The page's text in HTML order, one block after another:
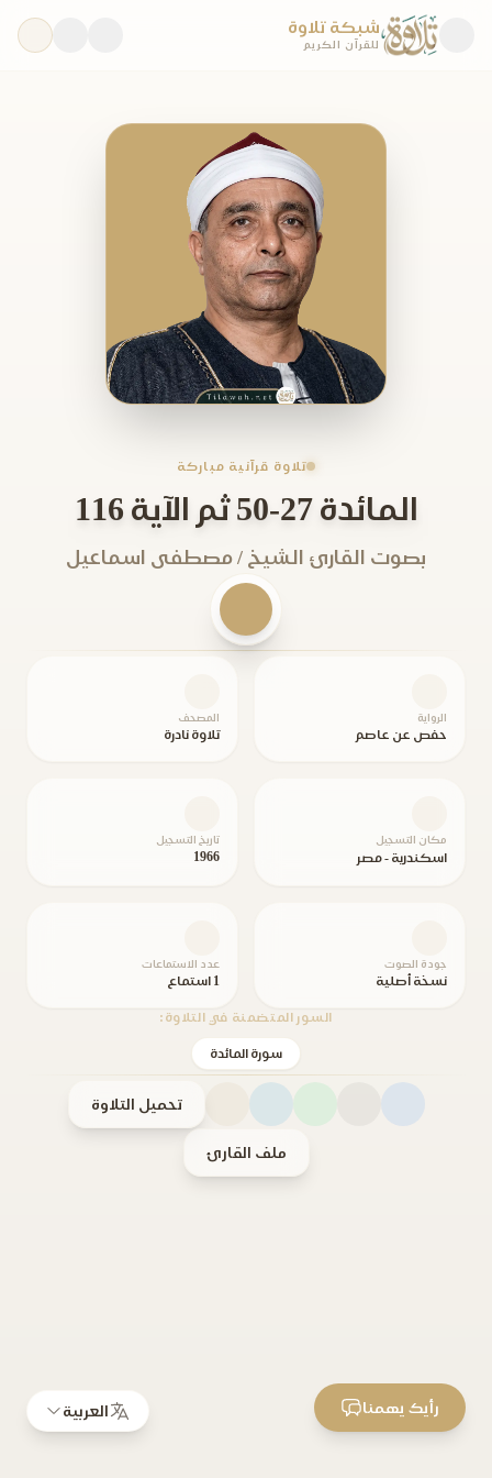
شبكة تلاوة
للقرآن الكريم
تلاوة قرآنية مباركة
المائدة 27-50 ثم الآية 116
بصوت القارئ الشيخ / مصطفى اسماعيل
الرواية
حفص عن عاصم
المصحف
تلاوة نادرة
مكان التسجيل
اسكندرية - مصر
تاريخ التسجيل
1966
جودة الصوت
نسخة أصلية
عدد الاستماعات
1 استماع
السور المتضمنة في التلاوة:
سورة المائدة
تحميل التلاوة
ملف القارئ
العربية رأيك يهمنا